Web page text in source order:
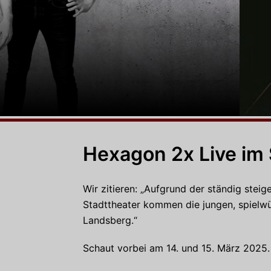
Hexagon 2x Live
Wir zitieren: „Aufgrund der ständig
Stadttheater kommen die jungen,
Landsberg.“
Schaut vorbei am 14. und 15. März 2025.